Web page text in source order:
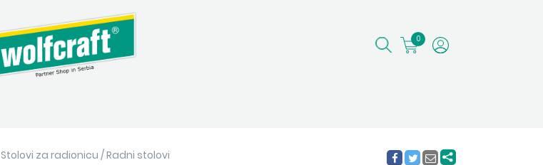
0
Stolovi za radionicu /Radni stolovi